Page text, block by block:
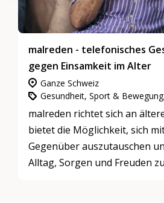
malreden - telefonisches
gegen Einsamkeit im Alter
Ganze Schweiz
malreden richtet sich an
bietet die Möglichkeit, sich
Gegenüber auszutauschen
Alltag, Sorgen und Freuden